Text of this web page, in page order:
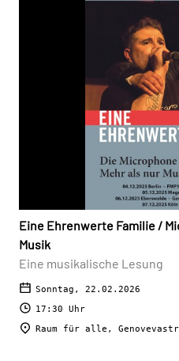
Eine Ehrenwerte Familie /
Musik
Eine musikalische Lesung
Sonntag, 22.02.2026
17:30 Uhr
Raum für alle,